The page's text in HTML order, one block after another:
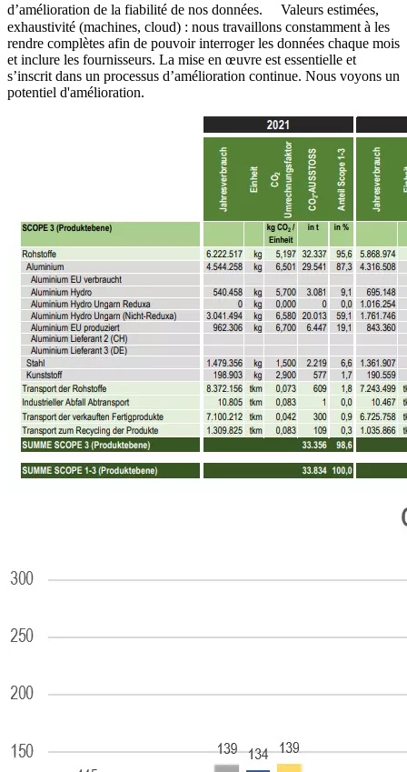
d’amélioration de la fiabilité de nos données. Valeurs estimées,
exhaustivité (machines, cloud) : nous travaillons constamment à les
rendre complètes afin de pouvoir interroger les données chaque mois
et inclure les fournisseurs. La mise en œuvre est essentielle et
s’inscrit dans un processus d’amélioration continue. Nous voyons un
potentiel d'amélioration.